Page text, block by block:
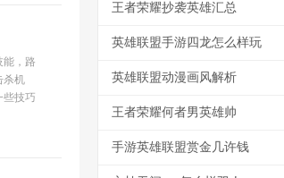
，路
杀机
些技巧
王者荣耀抄袭英雄汇总
英雄联盟手游四龙怎么样玩
英雄联盟动漫画风解析
王者荣耀何者男英雄帅
手游英雄联盟赏金几许钱